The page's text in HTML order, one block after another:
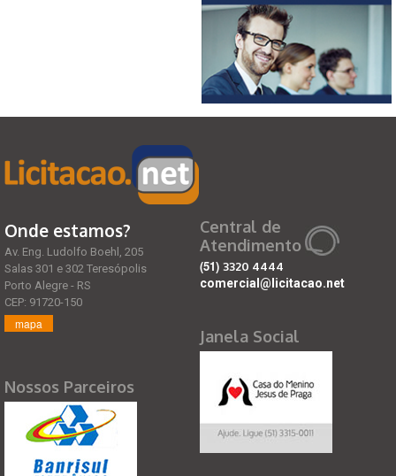
Onde estamos?
Av. Eng. Ludolfo Boehl, 205
Salas 301 e 302 Teresópolis
Porto Alegre - RS
CEP: 91720-150
mapa
Nossos Parceiros
Central de
Atendimento
(51) 3320 4444
comercial@licitacao.net
Janela Social